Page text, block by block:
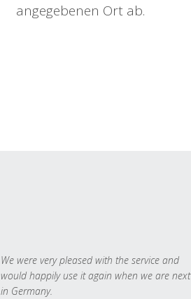
angegebenen Ort ab.
We were very pleased with the service and
would happily use it again when we are next
in Germany.